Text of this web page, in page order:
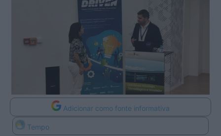
Adicionar como fonte informativa
Tempo